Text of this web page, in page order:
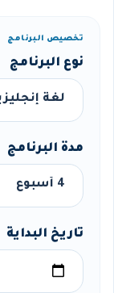
تخصيص البرنامج
نوع البرنامج
مدة البرنامج
تاريخ البداية